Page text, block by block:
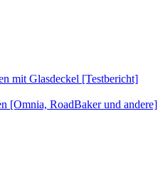
mit Glasdeckel [Testbericht]
[Omnia, RoadBaker und andere]